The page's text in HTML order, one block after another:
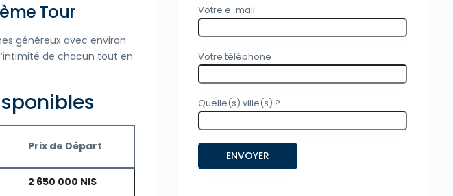
Tour
généreux avec environ
de chacun tout en
Prix de Départ
2 650 000 NIS
Votre e-mail
Votre téléphone
Quelle(s) ville(s) ?